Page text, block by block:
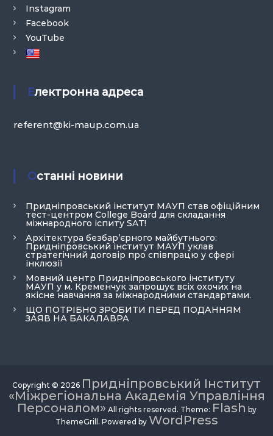
Instagram
Facebook
YouTube
Електронна адреса
referent@ki-maup.com.ua
Останні новини
Придніпровський інститут МАУП став офіційним
тест-центром College Board для складання
міжнародного іспиту SAT!
Архітектура безбар’єрного майбутнього:
Придніпровський інститут МАУП уклав
стратегічний договір про співпрацю у сфері
інклюзії
Мовний центр Придніпровського інституту
МАУП у м. Кременчук запрошує всіх охочих на
якісне навчання за міжнародними стандартами.
ЩО ПОТРІБНО ЗРОБИТИ ПЕРЕД ПОДАННЯМ
ЗАЯВ НА БАКАЛАВРА
Copyright © 2026 Придніпровський Інститут
«Міжрегіональна Академія Управління
Персоналом» All rights reserved. Theme: Flash by
ThemeGrill. Powered by WordPress